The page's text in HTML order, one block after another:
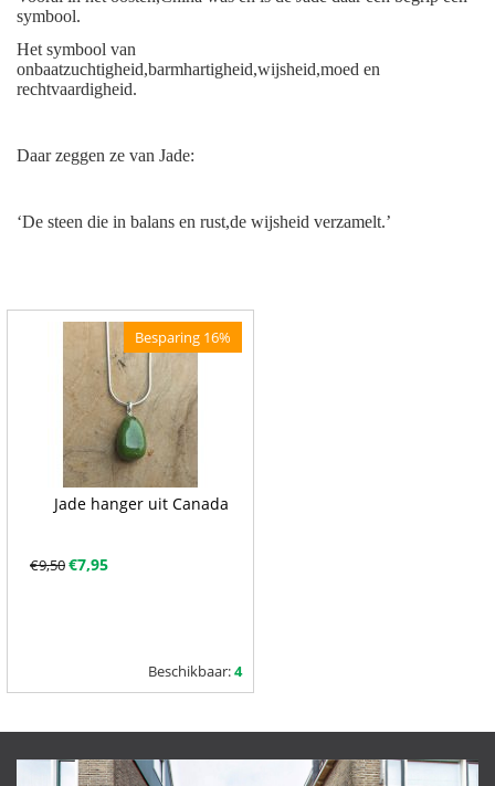
symbool.
Het symbool van
onbaatzuchtigheid,barmhartigheid,wijsheid,moed en
rechtvaardigheid.
Daar zeggen ze van Jade:
‘De steen die in balans en rust,de wijsheid verzamelt.’
Besparing 16%
Jade hanger uit Canada
€9,50€7,95
Beschikbaar:4